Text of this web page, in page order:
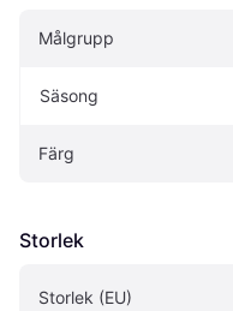
Målgrupp
Säsong
Färg
Storlek
Storlek (EU)